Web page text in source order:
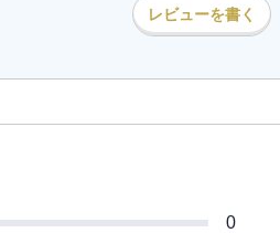
レビューを書く
0